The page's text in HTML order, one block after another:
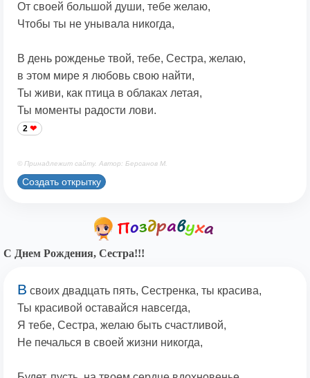
От своей большой души, тебе желаю,
Чтобы ты не унывала никогда,
В день рожденье твой, тебе, Сестра, желаю,
в этом мире я любовь свою найти,
Ты живи, как птица в облаках летая,
Ты моменты радости лови.
2
© Принадлежит сайту. Автор: Берсанов М.
Создать открытку
С Днем Рождения, Сестра!!!
В своих двадцать пять, Сестренка, ты красива,
Ты красивой оставайся навсегда,
Я тебе, Сестра, желаю быть счастливой,
Не печалься в своей жизни никогда,